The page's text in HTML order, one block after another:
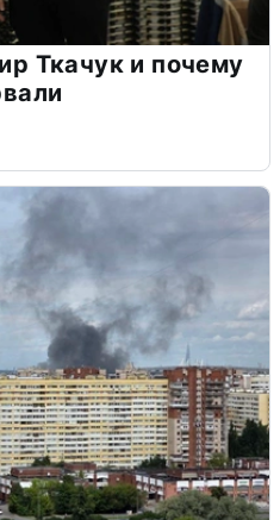
Ткачук и почему